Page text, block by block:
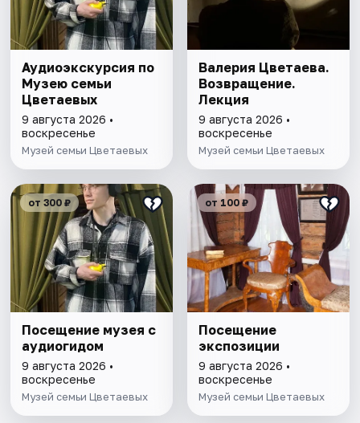
Аудиоэкскурсия по
Музею семьи
Цветаевых
9 августа 2026 •
воскресенье
Музей семьи Цветаевых
Валерия Цветаева.
Возвращение.
Лекция
9 августа 2026 •
воскресенье
Музей семьи Цветаевых
от 300 ₽
Посещение музея с
аудиогидом
9 августа 2026 •
воскресенье
Музей семьи Цветаевых
от 100 ₽
Посещение
экспозиции
9 августа 2026 •
воскресенье
Музей семьи Цветаевых